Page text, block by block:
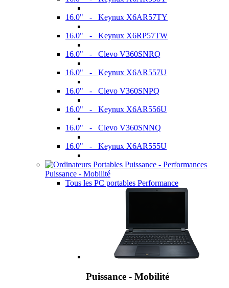
16.0" - Keynux X6AR57TY
16.0" - Keynux X6RP57TW
16.0" - Clevo V360SNRQ
16.0" - Keynux X6AR557U
16.0" - Clevo V360SNPQ
16.0" - Keynux X6AR556U
16.0" - Clevo V360SNNQ
16.0" - Keynux X6AR555U
Puissance - Mobilité
Tous les PC portables Performance
Puissance - Mobilité